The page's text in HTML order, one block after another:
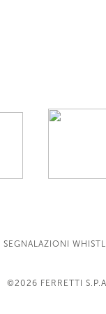
SEGNALAZIONI
©2026 FERRETTI S.P.A